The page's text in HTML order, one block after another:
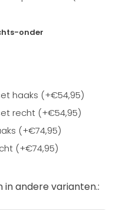
onder
haaks (+€54,95)
recht (+€54,95)
(+€74,95)
(+€74,95)
andere varianten.: